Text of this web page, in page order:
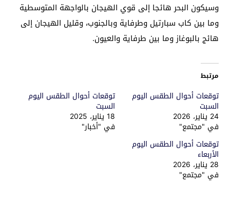
وسيكون البحر هائجا إلى قوي الهيجان بالواجهة المتوسطية
وما بين كاب سبارتيل وطرفاية وبالجنوب، وقليل الهيجان إلى
هائج بالبوغاز وما بين طرفاية والعيون.
مرتبط
توقعات أحوال الطقس اليوم
السبت
24 يناير، 2026
في "مجتمع"
توقعات أحوال الطقس اليوم
السبت
18 يناير، 2025
في "أخبار"
توقعات أحوال الطقس اليوم
الأربعاء
28 يناير، 2026
في "مجتمع"